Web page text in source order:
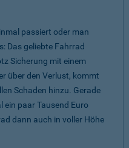
passiert oder man
Das geliebte Fahrrad
Sicherung mit einem
über den Verlust, kommt
Schaden hinzu. Gerade
ein paar Tausend Euro
dann auch in voller Höhe